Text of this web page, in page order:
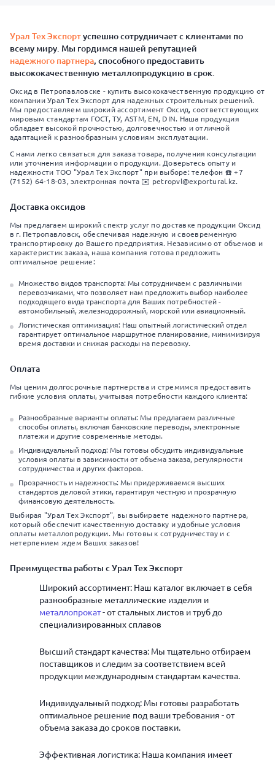
Урал Тех Экспортуспешно сотрудничает с клиентами по
всему миру. Мы гордимся нашей репутацией
надежного партнера, способного предоставить
высококачественную металлопродукцию в срок.
Оксид в Петропавловске - купить высококачественную продукцию от
компании Урал Тех Экспорт для надежных строительных решений.
Мы предоставляем широкий ассортимент Оксид, соответствующих
мировым стандартам ГОСТ, ТУ, ASTM, EN, DIN. Наша продукция
обладает высокой прочностью, долговечностью и отличной
адаптацией к разнообразным условиям эксплуатации.
С нами легко связаться для заказа товара, получения консультации
или уточнения информации о продукции. Доверьтесь опыту и
надежности ТОО "Урал Тех Экспорт" при выборе: телефон ☎️ +7
(7152) 64-18-03, электронная почта ✉️ petropvl@exportural.kz.
Доставка оксидов
Мы предлагаем широкий спектр услуг по доставке продукции Оксид
в г. Петропавловск, обеспечивая надежную и своевременную
транспортировку до Вашего предприятия. Независимо от объемов и
характеристик заказа, наша компания готова предложить
оптимальное решение:
Множество видов транспорта: Мы сотрудничаем с различными
перевозчиками, что позволяет нам предложить выбор наиболее
подходящего вида транспорта для Ваших потребностей -
автомобильный, железнодорожный, морской или авиационный.
Логистическая оптимизация: Наш опытный логистический отдел
гарантирует оптимальное маршрутное планирование, минимизируя
время доставки и снижая расходы на перевозку.
Оплата
Мы ценим долгосрочные партнерства и стремимся предоставить
гибкие условия оплаты, учитывая потребности каждого клиента:
Разнообразные варианты оплаты: Мы предлагаем различные
способы оплаты, включая банковские переводы, электронные
платежи и другие современные методы.
Индивидуальный подход: Мы готовы обсудить индивидуальные
условия оплаты в зависимости от объема заказа, регулярности
сотрудничества и других факторов.
Прозрачность и надежность: Мы придерживаемся высших
стандартов деловой этики, гарантируя честную и прозрачную
финансовую деятельность.
Выбирая "Урал Тех Экспорт", вы выбираете надежного партнера,
который обеспечит качественную доставку и удобные условия
оплаты металлопродукции. Мы готовы к сотрудничеству и с
нетерпением ждем Ваших заказов!
Преимущества работы с Урал Тех Экспорт
Широкий ассортимент: Наш каталог включает в себя
разнообразные металлические изделия и
металлопрокат- от стальных листов и труб до
специализированных сплавов
Высший стандарт качества: Мы тщательно отбираем
поставщиков и следим за соответствием всей
продукции международным стандартам качества.
Индивидуальный подход: Мы готовы разработать
оптимальное решение под ваши требования - от
объема заказа до сроков поставки.
Эффективная логистика: Наша компания имеет